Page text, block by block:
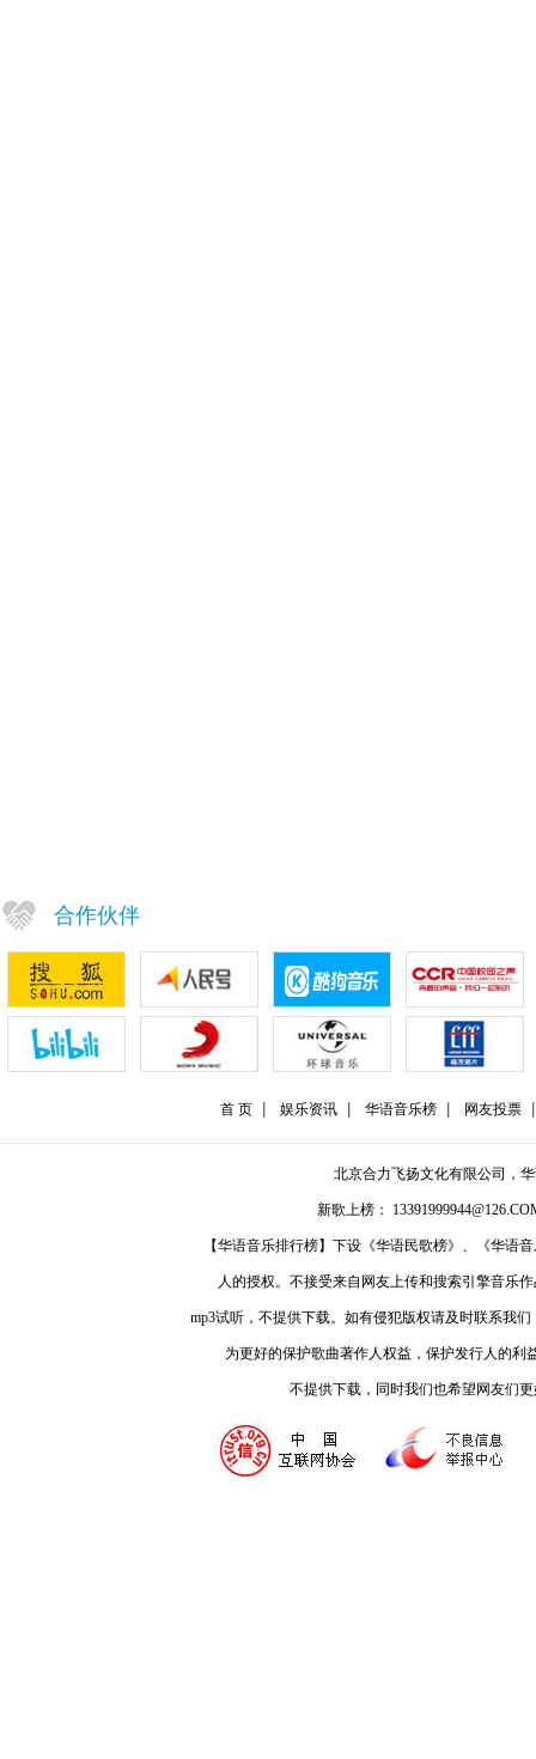
合作伙伴
首 页 娱乐资讯 华语音乐榜 网友投票
北京合力飞扬文化有限公司，
新歌上榜：
【华语音乐排行榜】下设《华语民歌榜》、《华语
人的授权。不接受来自网友上传和搜索引擎音乐
mp3试听，不提供下载。如有侵犯版权请及时联系我
为更好的保护歌曲著作人权益，保护发行人的
不提供下载，同时我们也希望网友们